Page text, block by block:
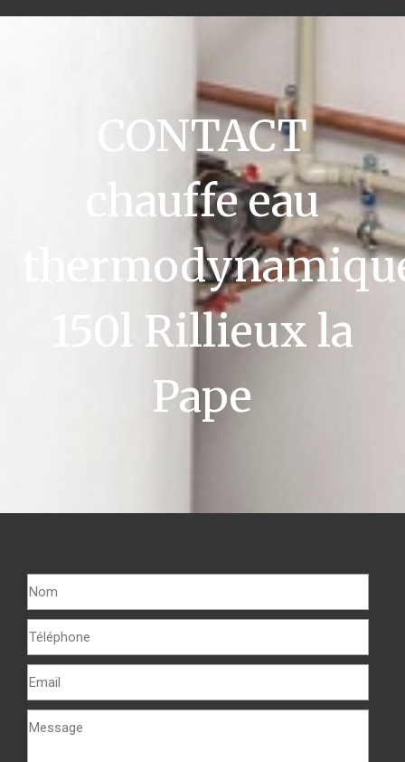
CONTACT
chauffe eau
150l Rillieux la
Pape